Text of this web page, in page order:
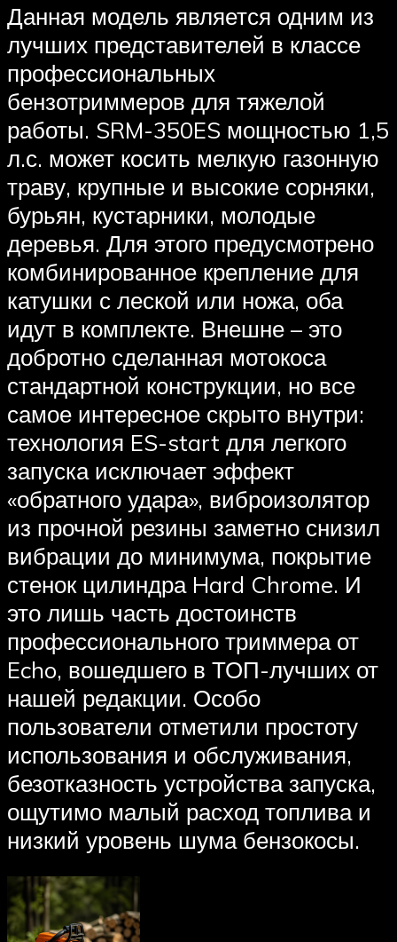
Данная модель является одним из
лучших представителей в классе
профессиональных
бензотриммеров для тяжелой
работы. SRM-350ES мощностью 1,5
л.с. может косить мелкую газонную
траву, крупные и высокие сорняки,
бурьян, кустарники, молодые
деревья. Для этого предусмотрено
комбинированное крепление для
катушки с леской или ножа, оба
идут в комплекте. Внешне – это
добротно сделанная мотокоса
стандартной конструкции, но все
самое интересное скрыто внутри:
технология ES-start для легкого
запуска исключает эффект
«обратного удара», виброизолятор
из прочной резины заметно снизил
вибрации до минимума, покрытие
стенок цилиндра Hard Chrome. И
это лишь часть достоинств
профессионального триммера от
Echo, вошедшего в ТОП-лучших от
нашей редакции. Особо
пользователи отметили простоту
использования и обслуживания,
безотказность устройства запуска,
ощутимо малый расход топлива и
низкий уровень шума бензокосы.